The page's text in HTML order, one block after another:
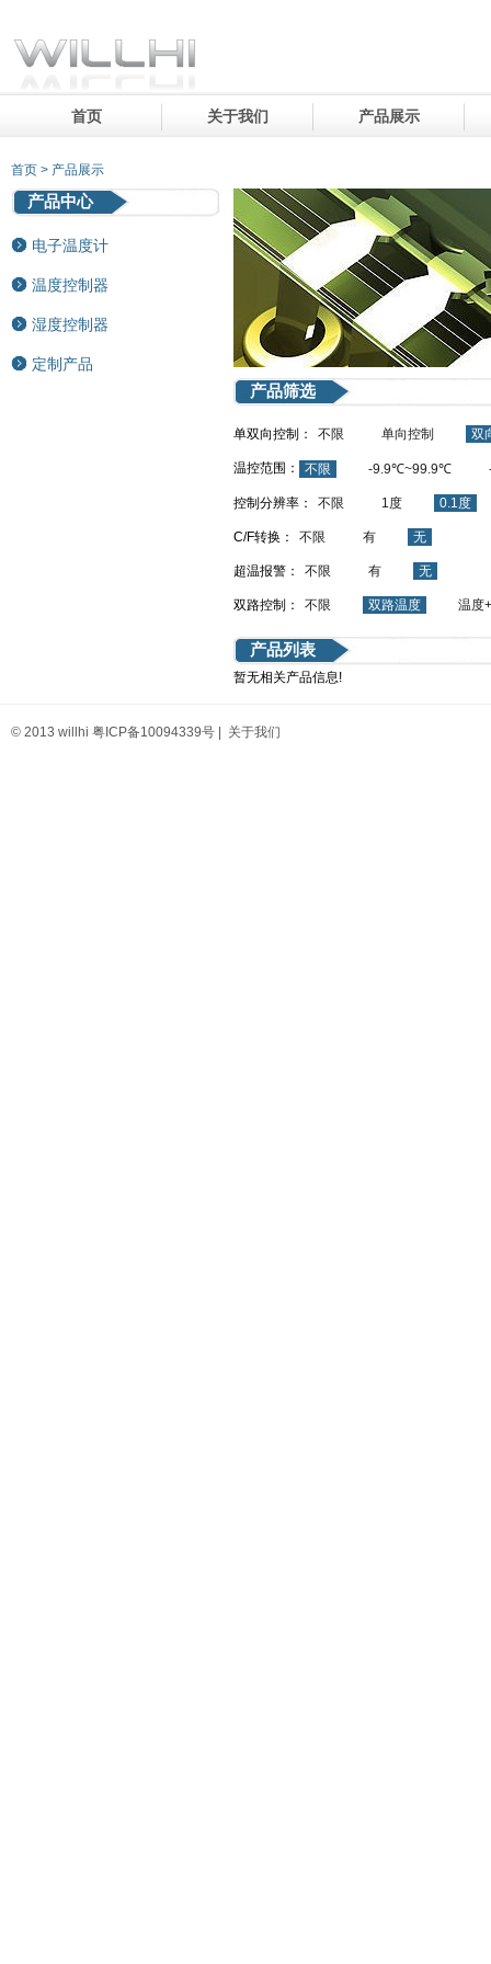
首页 关于我们 产品展示
首页 > 产品展示
产品中心
电子温度计
温度控制器
湿度控制器
定制产品
产品筛选
单双向控制： 不限 单向控制 双
温控范围： 不限 -9.9℃~99.9℃
控制分辨率： 不限 1度 0.1度
C/F转换： 不限 有 无
超温报警： 不限 有 无
双路控制： 不限 双路温度 温度
产品列表
暂无相关产品信息!
© 2013 willhi 粤ICP备10094339号 关于我们